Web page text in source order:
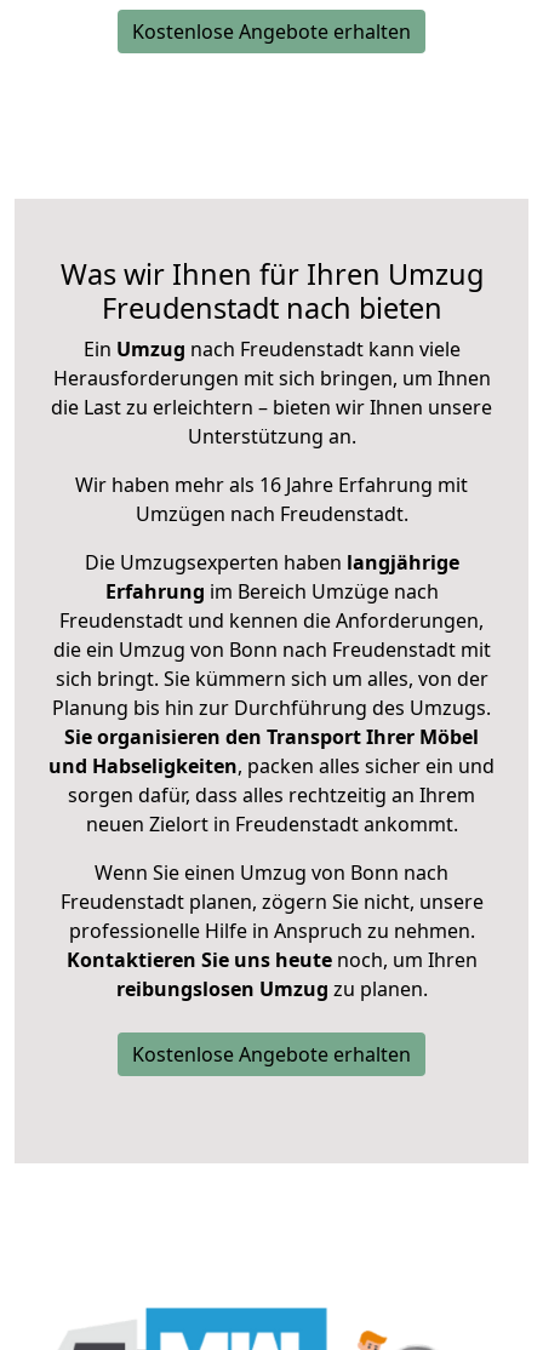
Kostenlose Angebote erhalten
Was wir Ihnen für Ihren Umzug
Freudenstadt nach bieten
Ein Umzug nach Freudenstadt kann viele
Herausforderungen mit sich bringen, um Ihnen
die Last zu erleichtern – bieten wir Ihnen unsere
Unterstützung an.
Wir haben mehr als 16 Jahre Erfahrung mit
Umzügen nach Freudenstadt.
Die Umzugsexperten haben langjährige
Erfahrung im Bereich Umzüge nach
Freudenstadt und kennen die Anforderungen,
die ein Umzug von Bonn nach Freudenstadt mit
sich bringt. Sie kümmern sich um alles, von der
Planung bis hin zur Durchführung des Umzugs.
Sie organisieren den Transport Ihrer Möbel
und Habseligkeiten, packen alles sicher ein und
sorgen dafür, dass alles rechtzeitig an Ihrem
neuen Zielort in Freudenstadt ankommt.
Wenn Sie einen Umzug von Bonn nach
Freudenstadt planen, zögern Sie nicht, unsere
professionelle Hilfe in Anspruch zu nehmen.
Kontaktieren Sie uns heutenoch, um Ihren
reibungslosen Umzug zu planen.
Kostenlose Angebote erhalten